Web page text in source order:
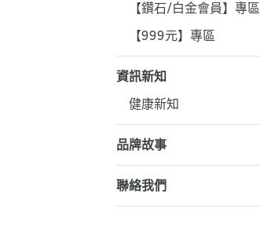
【鑽石/白金會員】專區
【999元】專區
資訊新知
健康新知
品牌故事
聯絡我們